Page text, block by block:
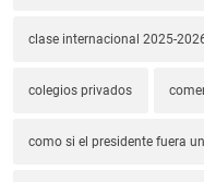
clase internacional 2025-
colegios privados
como si el presidente fuera